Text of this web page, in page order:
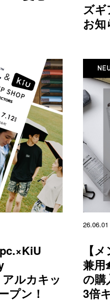
ズギ
お知
ルカキッ
プン！
26.06.01
【
兼用
の購
3倍